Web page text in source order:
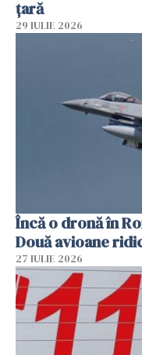
țară
29 IULIE 2026
Încă o dronă în
Două avioane
27 IULIE 2026